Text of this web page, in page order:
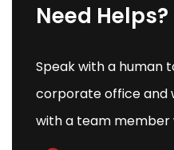
Need Helps?
Speak with a human
corporate office and
with a team member